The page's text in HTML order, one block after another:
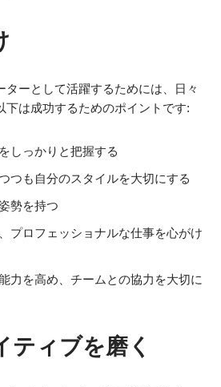
ターとして活躍するためには、日々
下は成功するためのポイントです:
しっかりと把握する
つも自分のスタイルを大切にする
勢を持つ
プロフェッショナルな仕事を心がけ
力を高め、チームとの協力を大切に
ティブを磨く